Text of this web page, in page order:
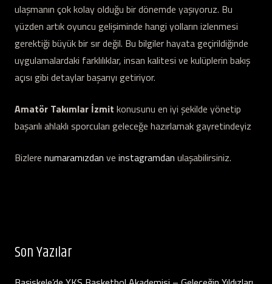
ulaşmanın çok kolay olduğu bir dönemde yaşıyoruz. Bu
yüzden artık oyuncu gelişiminde hangi yolların izlenmesi
gerektiği büyük bir sır değil. Bu bilgiler hayata geçirildiğinde
uygulamalardaki farklılıklar, insan kalitesi ve kulüplerin bakış
açısı gibi detaylar başarıyı getiriyor.
Amatör Takımlar İzmit konusunu en iyi şekilde yönetip
başarılı ahlaklı sporcuları geleceğe hazırlamak gayretindeyiz
Bizlere numaramızdan ve instagramdan ulaşabilirsiniz.
Son Yazılar